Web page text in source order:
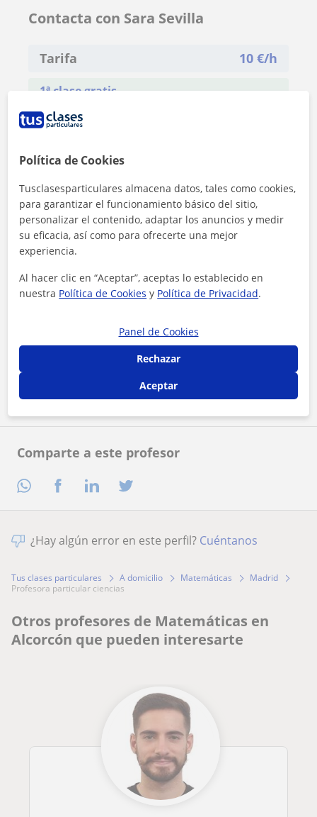
Comparte a este profesor
Contacta con Sara Sevilla
Tarifa 10 €/h
1ª clase gratis
Al hacer clic, aceptas nuestroaviso legaly de
¿Hay algún error en este perfil? Cuéntanos
Tus clases particulares A domicilio Matemáticas
Madrid
profesora particular ciencias
Otros profesores de Matemáticas en
Alcorcón que pueden interesarte
Política de Cookies
Tusclasesparticulares almacena datos, tales como cookies,
para garantizar el funcionamiento básico del sitio,
personalizar el contenido, adaptar los anuncios y medir
su eficacia, así como para ofrecerte una mejor
experiencia.
Al hacer clic en “Aceptar”, aceptas lo establecido en
nuestra Política de Cookies y Política de Privacidad.
Panel de Cookies
Rechazar
Aceptar